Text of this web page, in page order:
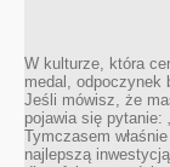
W kulturze, która
medal, odpoczynek
Jeśli mówisz, że
pojawia się pytanie:
Tymczasem
najlepszą